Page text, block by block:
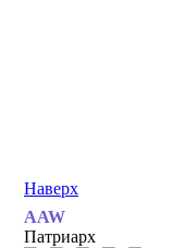
Наверх
AAW
Патриарх